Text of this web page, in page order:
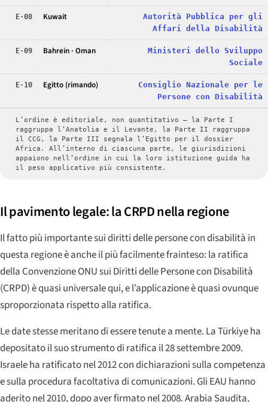
E·08 Kuwait
Autorità Pubblica per gli
Affari della Disabilità
E·09 Bahrein · Oman
Ministeri dello Sviluppo
Sociale
E·10 Egitto (rimando)
Consiglio Nazionale per le
Persone con Disabilità
L’ordine è editoriale, non quantitativo — la Parte I
raggruppa l’Anatolia e il Levante, la Parte II raggruppa
il CCG, la Parte III segnala l’Egitto per il dossier
Africa. All’interno di ciascuna parte, le giurisdizioni
appaiono nell’ordine in cui la loro istituzione guida ha
il peso applicativo più consistente.
Il pavimento legale: la CRPD nella regione
Il fatto più importante sui diritti delle persone con disabilità in
questa regione è anche il più facilmente frainteso: la ratifica
della Convenzione ONU sui Diritti delle Persone con Disabilità
(CRPD) è quasi universale qui, e l’applicazione è quasi ovunque
sproporzionata rispetto alla ratifica.
Le date stesse meritano di essere tenute a mente. La Türkiye ha
depositato il suo strumento di ratifica il 28 settembre 2009.
Israele ha ratificato nel 2012 con dichiarazioni sulla competenza
e sulla procedura facoltativa di comunicazioni. Gli EAU hanno
aderito nel 2010, dopo aver firmato nel 2008. Arabia Saudita,